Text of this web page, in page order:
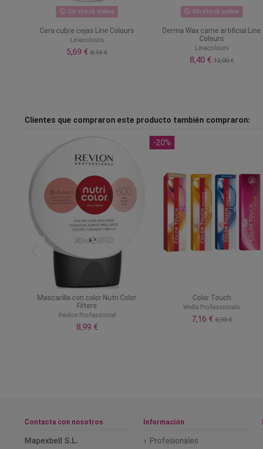
Sin stock online
Cera cubre cejas Line Colours
Linecolours
5,69 €8,13 €
Sin stock online
Derma Wax carne artificial Line
Colours
Linecolours
8,40 € 12,00 €
Clientes que compraron este producto también compraron:
Mascarilla con color Nutri Color
Filters
Revlon Professional
8,99 €
-20%
Color Touch
Wella Professionals
7,16 €8,95 €
Contacta con nosotros
Mapexbell S.L.
Información
Profesionales